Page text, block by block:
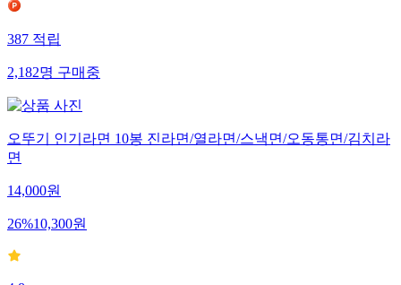
387적립
2,182명구매중
오뚜기 인기라면 10봉 진라면/열라면/스낵면/오동통면/김치라
면
14,000원
26%10,300원